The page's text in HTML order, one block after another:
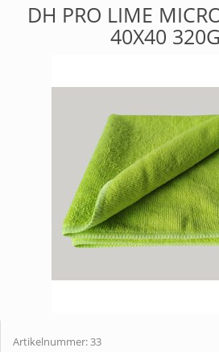
DH PRO LIME
40X40
Artikelnummer:33